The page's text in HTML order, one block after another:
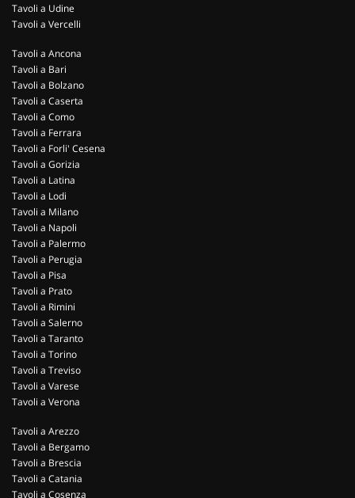
Tavoli a Udine
Tavoli a Vercelli
Tavoli a Ancona
Tavoli a Bari
Tavoli a Bolzano
Tavoli a Caserta
Tavoli a Como
Tavoli a Ferrara
Tavoli a Forli' Cesena
Tavoli a Gorizia
Tavoli a Latina
Tavoli a Lodi
Tavoli a Milano
Tavoli a Napoli
Tavoli a Palermo
Tavoli a Perugia
Tavoli a Pisa
Tavoli a Prato
Tavoli a Rimini
Tavoli a Salerno
Tavoli a Taranto
Tavoli a Torino
Tavoli a Treviso
Tavoli a Varese
Tavoli a Verona
Tavoli a Arezzo
Tavoli a Bergamo
Tavoli a Brescia
Tavoli a Catania
Tavoli a Cosenza